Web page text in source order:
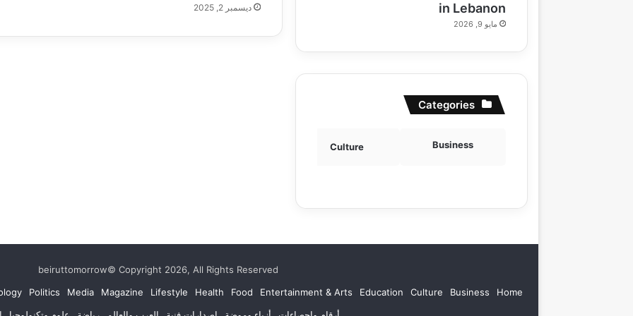
ديسمبر 2, 2025
in Lebanon
مايو 9, 2026
Categories
Business
Culture
beiruttomorrow© Copyright 2026, All Rights Reserved
Home
Business
Culture
Education
Entertainment & Arts
Food
Health
Lifestyle
Magazine
Media
Politics